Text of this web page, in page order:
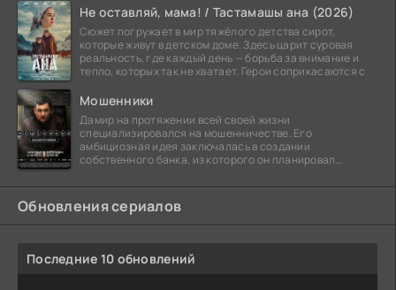
Не оставляй, мама! / Тастамашы ана (2026)
Сюжет погружает в мир тяжёлого детства сирот,
которые живут в детском доме. Здесь царит суровая
реальность, где каждый день — борьба за внимание и
тепло, которых так не хватает. Герои соприкасаются с
Мошенники
Дамир на протяжении всей своей жизни
специализировался на мошенничестве. Его
амбициозная идея заключалась в создании
собственного банка, из которого он планировал
Обновления сериалов
Последние 10 обновлений